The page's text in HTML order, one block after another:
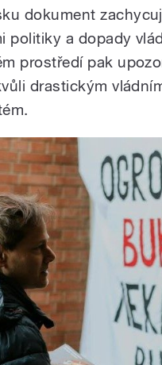
dokument
politiky a dopady
prostředí pak
drastickým